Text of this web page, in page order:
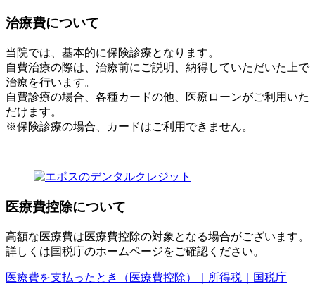
治療費について
当院では、基本的に保険診療となります。
自費治療の際は、治療前にご説明、納得していただいた上で
治療を行います。
自費診療の場合、各種カードの他、医療ローンがご利用いた
だけます。
※保険診療の場合、カードはご利用できません。
医療費控除について
高額な医療費は医療費控除の対象となる場合がございます。
詳しくは国税庁のホームページをご確認ください。
医療費を支払ったとき（医療費控除）｜所得税｜国税庁